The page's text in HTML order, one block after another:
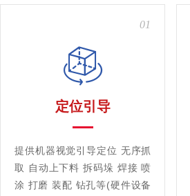
01
定位引导
提供机器视觉引导定位 无序抓
取 自动上下料 拆码垛 焊接 喷
涂 打磨 装配 钻孔等(硬件设备